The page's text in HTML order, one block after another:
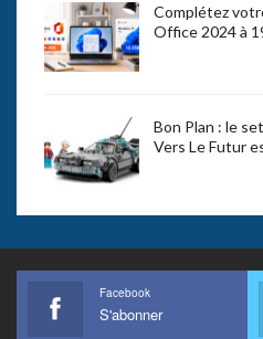
Complétez
Office 2024 à
Bon Plan : le
Vers Le Futur
Facebook
S'abonner